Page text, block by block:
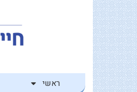
לתוכן
דילוג
לתוכן
ראשי